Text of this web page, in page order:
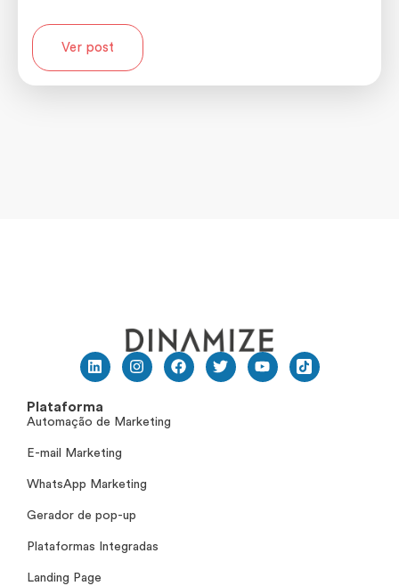
Ver post
Plataforma
Automação de Marketing
E-mail Marketing
WhatsApp Marketing
Gerador de pop-up
Plataformas Integradas
Landing Page